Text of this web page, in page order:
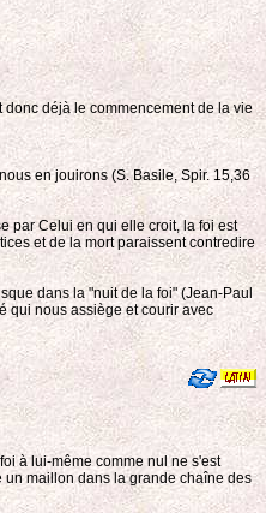
donc déjà le commencement de la vie
en jouirons (S. Basile, Spir. 15,36
par Celui en qui elle croit, la foi est
et de la mort paraissent contredire
dans la "nuit de la foi" (Jean-Paul
qui nous assiège et courir avec
à lui-même comme nul ne s'est
un maillon dans la grande chaîne des